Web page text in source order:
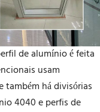
de alumínio é feita
usam
há divisórias
4040 e perfis de